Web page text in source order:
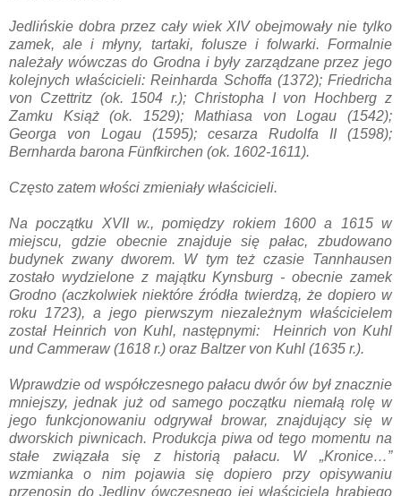
Jedlińskie dobra przez cały wiek XIV obejmowały nie tylko
zamek, ale i młyny, tartaki, folusze i folwarki. Formalnie
należały wówczas do Grodna i były zarządzane przez jego
kolejnych właścicieli: Reinharda Schoffa (1372); Friedricha
von Czettritz (ok. 1504 r.); Christopha I von Hochberg z
Zamku Książ (ok. 1529); Mathiasa von Logau (1542);
Georga von Logau (1595); cesarza Rudolfa II (1598);
Bernharda barona Fünfkirchen (ok. 1602-1611).
Często zatem włości zmieniały właścicieli.
Na początku XVII w., pomiędzy rokiem 1600 a 1615 w
miejscu, gdzie obecnie znajduje się pałac, zbudowano
budynek zwany dworem. W tym też czasie Tannhausen
zostało wydzielone z majątku Kynsburg - obecnie zamek
Grodno (aczkolwiek niektóre źródła twierdzą, że dopiero w
roku 1723), a jego pierwszym niezależnym właścicielem
został Heinrich von Kuhl, następnymi: Heinrich von Kuhl
und Cammeraw (1618 r.) oraz Baltzer von Kuhl (1635 r.).
Wprawdzie od współczesnego pałacu dwór ów był znacznie
mniejszy, jednak już od samego początku niemałą rolę w
jego funkcjonowaniu odgrywał browar, znajdujący się w
dworskich piwnicach. Produkcja piwa od tego momentu na
stałe związała się z historią pałacu. W „Kronice…”
wzmianka o nim pojawia się dopiero przy opisywaniu
przenosin do Jedliny ówczesnego jej właściciela hrabiego